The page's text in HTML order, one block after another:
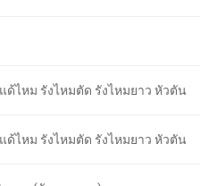
ด้ไหม รังไหมตัด รังไหมยาว หัวตัน
ด้ไหม รังไหมตัด รังไหมยาว หัวตัน